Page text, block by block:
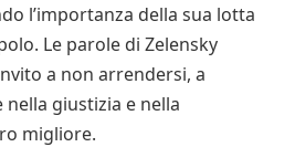
l’importanza della sua lotta
Le parole di Zelensky
a non arrendersi, a
giustizia e nella
migliore.